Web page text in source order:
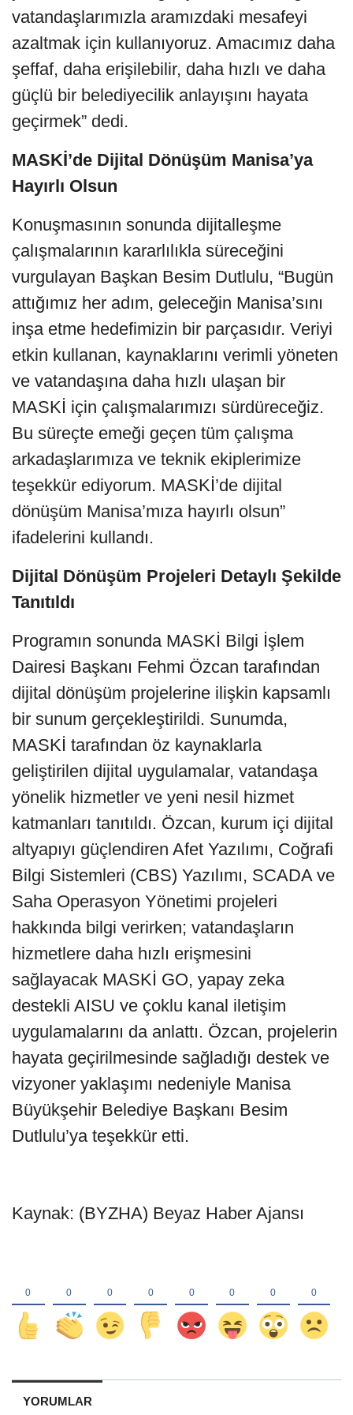
vatandaşlarımızla aramızdaki mesafeyi
azaltmak için kullanıyoruz. Amacımız daha
şeffaf, daha erişilebilir, daha hızlı ve daha
güçlü bir belediyecilik anlayışını hayata
geçirmek” dedi.
MASKİ’de Dijital Dönüşüm Manisa’ya
Hayırlı Olsun
Konuşmasının sonunda dijitalleşme
çalışmalarının kararlılıkla süreceğini
vurgulayan Başkan Besim Dutlulu, “Bugün
attığımız her adım, geleceğin Manisa’sını
inşa etme hedefimizin bir parçasıdır. Veriyi
etkin kullanan, kaynaklarını verimli yöneten
ve vatandaşına daha hızlı ulaşan bir
MASKİ için çalışmalarımızı sürdüreceğiz.
Bu süreçte emeği geçen tüm çalışma
arkadaşlarımıza ve teknik ekiplerimize
teşekkür ediyorum. MASKİ’de dijital
dönüşüm Manisa’mıza hayırlı olsun”
ifadelerini kullandı.
Dijital Dönüşüm Projeleri Detaylı Şekilde
Tanıtıldı
Programın sonunda MASKİ Bilgi İşlem
Dairesi Başkanı Fehmi Özcan tarafından
dijital dönüşüm projelerine ilişkin kapsamlı
bir sunum gerçekleştirildi. Sunumda,
MASKİ tarafından öz kaynaklarla
geliştirilen dijital uygulamalar, vatandaşa
yönelik hizmetler ve yeni nesil hizmet
katmanları tanıtıldı. Özcan, kurum içi dijital
altyapıyı güçlendiren Afet Yazılımı, Coğrafi
Bilgi Sistemleri (CBS) Yazılımı, SCADA ve
Saha Operasyon Yönetimi projeleri
hakkında bilgi verirken; vatandaşların
hizmetlere daha hızlı erişmesini
sağlayacak MASKİ GO, yapay zeka
destekli AISU ve çoklu kanal iletişim
uygulamalarını da anlattı. Özcan, projelerin
hayata geçirilmesinde sağladığı destek ve
vizyoner yaklaşımı nedeniyle Manisa
Büyükşehir Belediye Başkanı Besim
Dutlulu’ya teşekkür etti.
Kaynak: (BYZHA) Beyaz Haber Ajansı
YORUMLAR